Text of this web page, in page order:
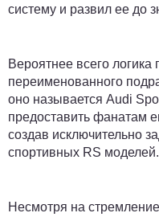
систему и развил ее до
Вероятнее всего
переименованного
оно называется Audi
предоставить фанатам
создав исключительно
спортивных RS моделей.
Несмотря на